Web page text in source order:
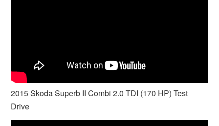
2015 Skoda Superb II Combi 2.0 TDI (170 HP) Test
Drive